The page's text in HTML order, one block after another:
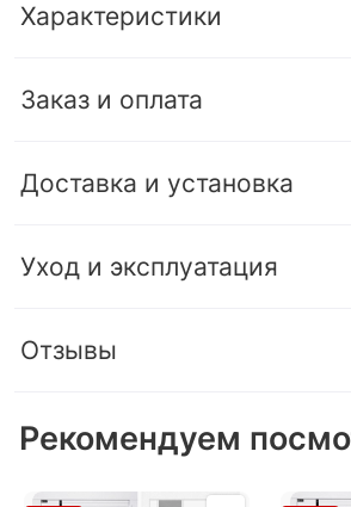
Характеристики
Заказ и оплата
Доставка и установка
Уход и эксплуатация
Отзывы
Рекомендуем